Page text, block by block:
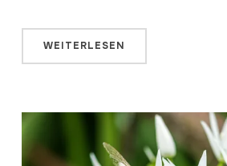
WEITERLESEN